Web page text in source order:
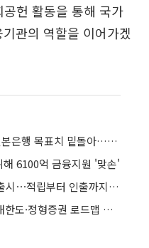
헌 활동을 통해 국가
관의 역할을 이어가겠
일본 물가상승률, 약 4년 만에 일본은행 목표치 밑돌아…금리 경로 불확실성 커져
6100억 금융지원 '맞손'
하나은행, ‘AI연금투자 솔루션’ 출시⋯적립부터 인출까지 한 번에
STO 하위법규 예상안, 풀링·거래한도·정형증권 로드맵 제시